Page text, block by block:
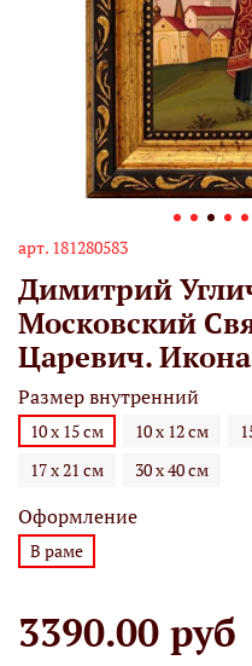
арт. 181280583
Димитрий
Московский
Царевич. Икона
Размер внутренний
10 х 15 см 10 х 12 см
17 х 21 см
30 х 40 см
Оформление
В раме
3390.00 руб